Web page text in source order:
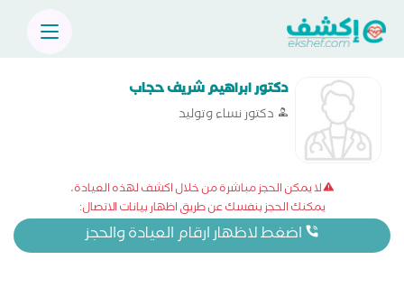
دكتور ابراهيم شريف حجاب
دكتور نساء وتوليد
لا يمكن الحجز مباشرة من خلال اكشف لهذه العيادة،
يمكنك الحجز بنفسك عن طريق اظهار بيانات الاتصال:
اضغط لاظهار ارقام العيادة والحجز